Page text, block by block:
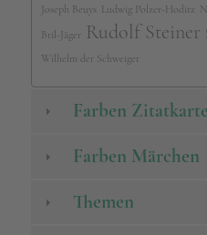
Joseph Beuys Ludwig Polzer-Hoditz
Bril-Jäger Rudolf Steiner
Wilhelm der Schweiger
Farben
Farben Märchen
Themen